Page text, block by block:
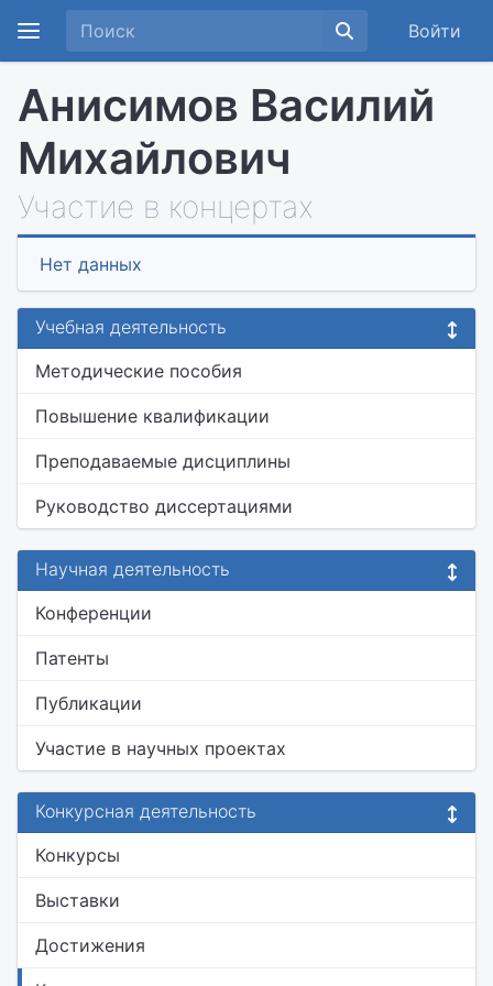
Войти
Анисимов Василий
Михайлович
Участие в концертах
Нет данных
Учебная деятельность
Методические пособия
Повышение квалификации
Преподаваемые дисциплины
Руководство диссертациями
Научная деятельность
Конференции
Патенты
Публикации
Участие в научных проектах
Конкурсная деятельность
Конкурсы
Выставки
Достижения